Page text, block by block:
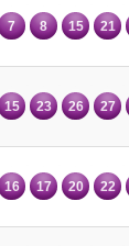
7 8 15 21
15 23 26 27
16 17 20 22